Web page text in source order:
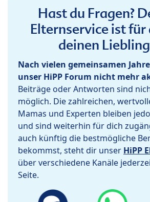
Hast du Fragen?
Elternservice ist für
deinen
Nach vielen gemeinsamen
unser HiPP Forum nicht mehr
Beiträge oder Antworten sind
möglich. Die zahlreichen,
Mamas und Experten bleiben
und sind weiterhin für dich
auch künftig die bestmögliche
bekommst, steht dir unser HiPP
über verschiedene Kanäle
Seite.